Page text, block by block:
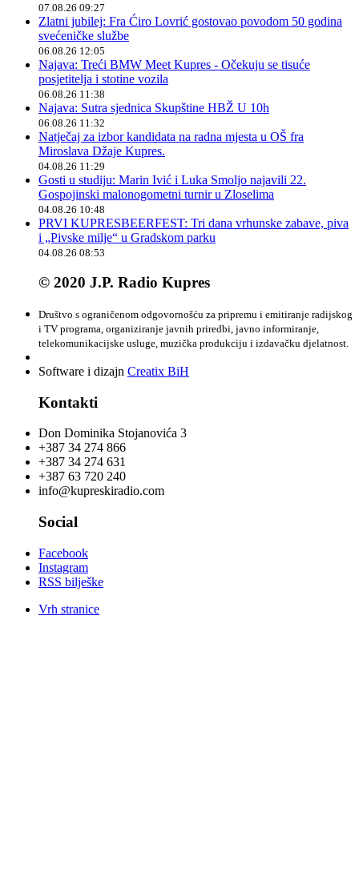
07.08.26 09:27
Zlatni jubilej: Fra Ćiro Lovrić gostovao povodom 50 godina
svećeničke službe
06.08.26 12:05
Najava: Treći BMW Meet Kupres - Očekuju se tisuće
posjetitelja i stotine vozila
06.08.26 11:38
Najava: Sutra sjednica Skupštine HBŽ U 10h
06.08.26 11:32
Natječaj za izbor kandidata na radna mjesta u OŠ fra
Miroslava Džaje Kupres.
04.08.26 11:29
Gosti u studiju: Marin Ivić i Luka Smoljo najavili 22.
Gospojinski malonogometni turnir u Zloselima
04.08.26 10:48
PRVI KUPRESBEERFEST: Tri dana vrhunske zabave, piva
i „Pivske milje“ u Gradskom parku
04.08.26 08:53
© 2020 J.P. Radio Kupres
Društvo s ograničenom odgovornošću za pripremu i emitiranje radijskog
i TV programa, organiziranje javnih priredbi, javno informiranje,
telekomunikacijske usluge, muzička produkciju i izdavačku djelatnost.
Software i dizajn Creatix BiH
Kontakti
Don Dominika Stojanovića 3
+387 34 274 866
+387 34 274 631
+387 63 720 240
info@kupreskiradio.com
Social
Facebook
Instagram
RSS bilješke
Vrh stranice